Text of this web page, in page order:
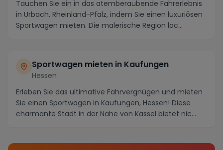
Tauchen Sie ein in das atemberaubende Fahrerlebnis
in Urbach, Rheinland-Pfalz, indem Sie einen luxuriösen
Sportwagen mieten. Die malerische Region loc...
Sportwagen mieten in Kaufungen
Hessen
Erleben Sie das ultimative Fahrvergnügen und mieten
Sie einen Sportwagen in Kaufungen, Hessen! Diese
charmante Stadt in der Nähe von Kassel bietet nic...